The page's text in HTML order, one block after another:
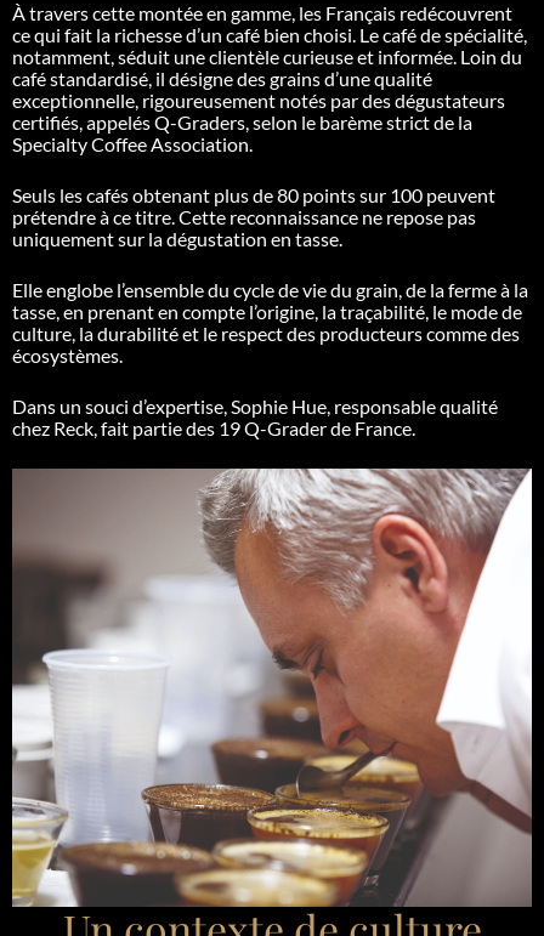
À travers cette montée en gamme, les Français redécouvrent
ce qui fait la richesse d’un café bien choisi. Le café de spécialité,
notamment, séduit une clientèle curieuse et informée. Loin du
café standardisé, il désigne des grains d’une qualité
exceptionnelle, rigoureusement notés par des dégustateurs
certifiés, appelés Q-Graders, selon le barème strict de la
Specialty Coffee Association.
Seuls les cafés obtenant plus de 80 points sur 100 peuvent
prétendre à ce titre. Cette reconnaissance ne repose pas
uniquement sur la dégustation en tasse.
Elle englobe l’ensemble du cycle de vie du grain, de la ferme à la
tasse, en prenant en compte l’origine, la traçabilité, le mode de
culture, la durabilité et le respect des producteurs comme des
écosystèmes.
Dans un souci d’expertise, Sophie Hue, responsable qualité
chez Reck, fait partie des 19 Q-Grader de France.